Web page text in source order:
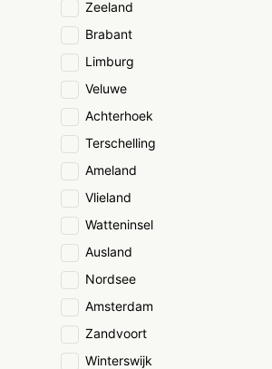
Zeeland
Brabant
Limburg
Veluwe
Achterhoek
Terschelling
Ameland
Vlieland
Watteninsel
Ausland
Nordsee
Amsterdam
Zandvoort
Winterswijk